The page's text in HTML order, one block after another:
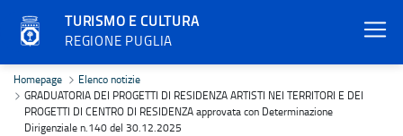
TURISMO E CULTURA
REGIONE PUGLIA
GRADUATORIA DEI PROGETTI DI RESIDENZA ARTISTI NEI
Homepage
Elenco notizie
GRADUATORIA DEI PROGETTI DI RESIDENZA ARTISTI NEI TERRITORI E DEI
PROGETTI DI CENTRO DI RESIDENZA approvata con Determinazione
Dirigenziale n.140 del 30.12.2025